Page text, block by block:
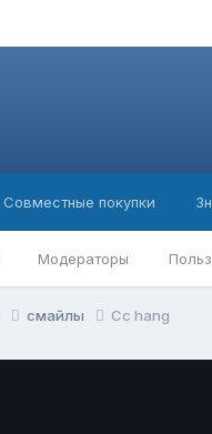
Модераторы
Совместные покупки
смайлы Cc hang